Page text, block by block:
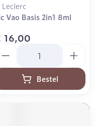
Leclerc
Vao Basis 2in1 8ml
16,00
Bestel